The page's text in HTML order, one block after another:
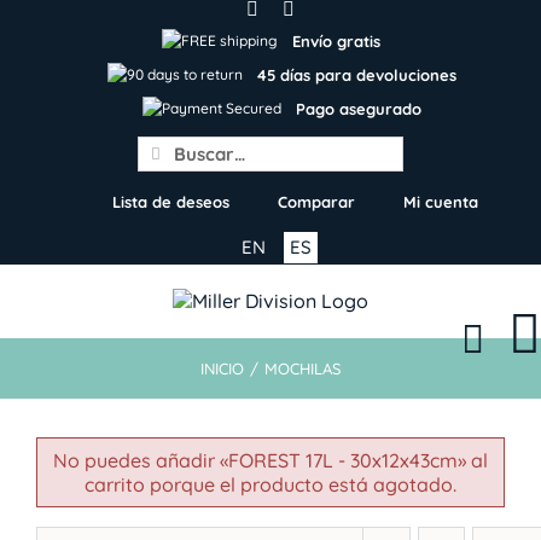
Envío gratis
45 días para devoluciones
Pago asegurado
Search
for:
Lista de deseos Comparar Mi cuenta
ES
EN
INICIO / MOCHILAS
No puedes añadir «FOREST 17L - 30x12x43cm» al
carrito porque el producto está agotado.